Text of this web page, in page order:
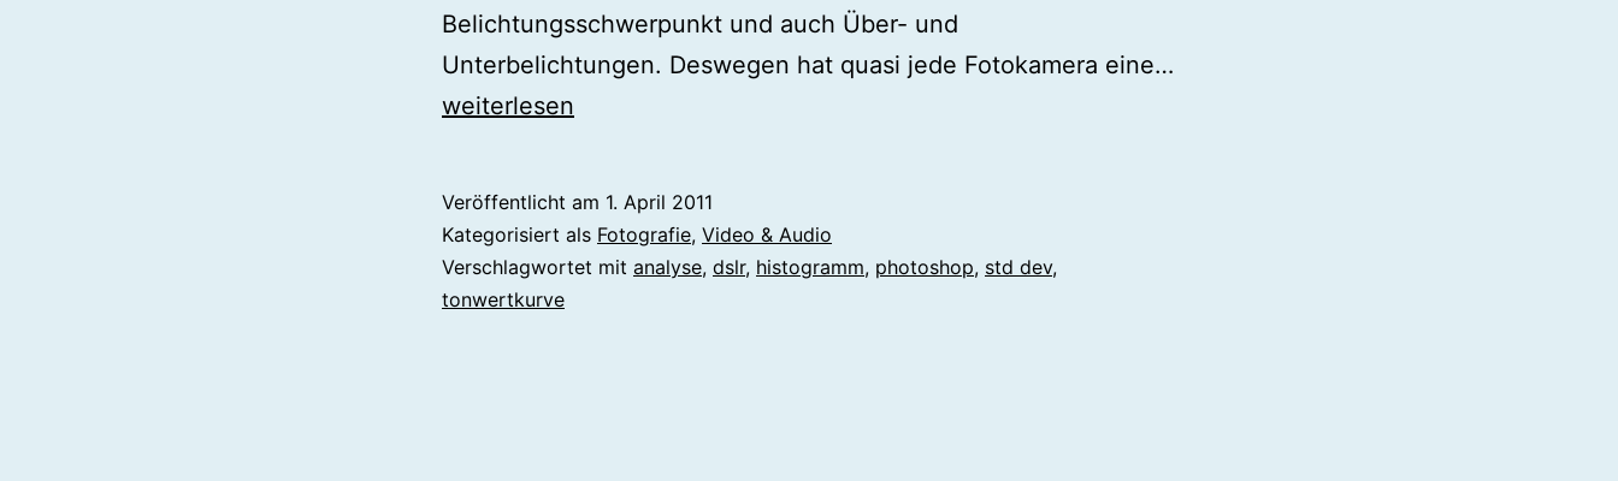
Belichtungsschwerpunkt und auch Über- und
Unterbelichtungen. Deswegen hat quasi jede Fotokamera eine…
Photoshop
anders
weiterlesen
Veröffentlicht am 1. April 2011
Kategorisiert als Fotografie, Video & Audio
Verschlagwortet mit analyse, dslr, histogramm, photoshop, std dev,
tonwertkurve